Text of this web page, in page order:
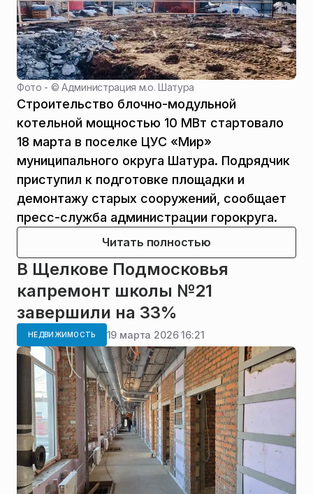
Фото - ©Администрация м.о. Шатура
Строительство блочно-модульной
котельной мощностью 10 МВт стартовало
18 марта в поселке ЦУС «Мир»
муниципального округа Шатура. Подрядчик
приступил к подготовке площадки и
демонтажу старых сооружений, сообщает
пресс-служба администрации горокруга.
Читать полностью
В Щелкове Подмосковья
капремонт школы №21
завершили на 33%
НЕДВИЖИМОСТЬ 19 марта 2026 16:21